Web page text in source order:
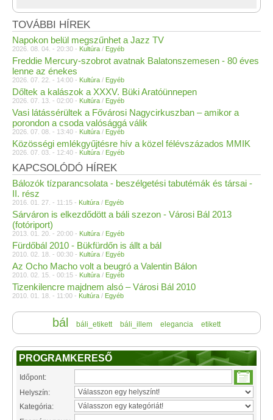
TOVÁBBI HÍREK
Napokon belül megszűnhet a Jazz TV
2026. 08. 04. - 20:30 - Kultúra / Egyéb
Freddie Mercury-szobrot avatnak Balatonszemesen - 80 éves
lenne az énekes
2026. 07. 22. - 14:00 - Kultúra / Egyéb
Dőltek a kalászok a XXXV. Büki Aratóünnepen
2026. 07. 13. - 02:00 - Kultúra / Egyéb
Vasi látássérültek a Fővárosi Nagycirkuszban – amikor a
porondon a csoda valósággá válik
2026. 07. 08. - 13:40 - Kultúra / Egyéb
Közösségi emlékgyűjtésre hív a közel félévszázados MMIK
2026. 07. 03. - 12:40 - Kultúra / Egyéb
KAPCSOLÓDÓ HÍREK
Bálozók tízparancsolata - beszélgetési tabutémák és társai -
II. rész
2016. 01. 27. - 11:15 - Kultúra / Egyéb
Sárváron is elkezdődött a báli szezon - Városi Bál 2013
(fotóriport)
2013. 01. 20. - 20:00 - Kultúra / Egyéb
Fürdőbál 2010 - Bükfürdőn is állt a bál
2010. 02. 18. - 00:30 - Kultúra / Egyéb
Az Ocho Macho volt a beugró a Valentin Bálon
2010. 02. 15. - 00:15 - Kultúra / Egyéb
Tizenkilencre majdnem alsó – Városi Bál 2010
2010. 01. 18. - 11:00 - Kultúra / Egyéb
bál báli_etikett báli_illem elegancia etikett
PROGRAMKERESŐ
Időpont:
Helyszín:
Kategória: